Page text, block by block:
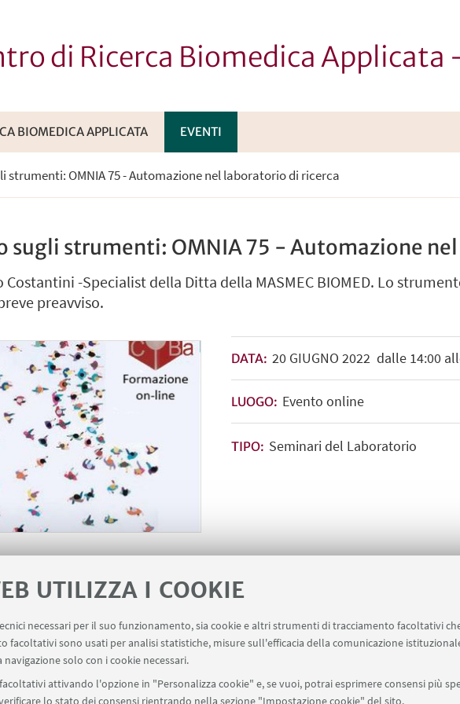
UTILIZZA I COOKIE
necessari per il suo funzionamento, sia cookie e altri strumenti di tracciamento facoltativi
facoltativi sono usati per analisi statistiche, misure sull'efficacia della comunicazione
solo con i cookie necessari.
attivando l'opzione in "Personalizza cookie" e, se vuoi, potrai esprimere consensi più
lo stato dei consensi rientrando nella sezione "Impostazione cookie" del sito.
di Ricerca Biomedica Applicata
BIOMEDICA APPLICATA EVENTI
strumenti: OMNIA 75 - Automazione nel laboratorio di ricerca
sugli strumenti: OMNIA 75 - Automazione
Costantini -Specialist della Ditta della MASMEC BIOMED. Lo
preavviso.
DATA: 20 GIUGNO2022 dalle 14:00
LUOGO: Evento online
TIPO: Seminari del Laboratorio
partecipare al seminario